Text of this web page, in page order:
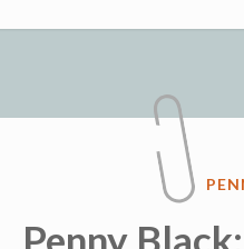
Penny